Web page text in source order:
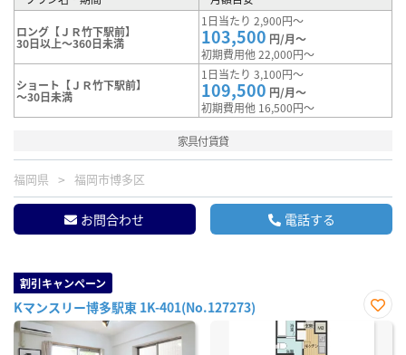
ロング【ＪＲ竹下駅前】
30日以上～360日未満
1日当たり 2,900円～
103,500 円/月～
初期費用他 22,000円～
ショート【ＪＲ竹下駅前】
～30日未満
1日当たり 3,100円～
109,500 円/月～
初期費用他 16,500円～
家具付賃貸
福岡県 福岡市博多区
お問合わせ 電話する
割引キャンペーン
Kマンスリー博多駅東 1K-401(No.127273)
お気